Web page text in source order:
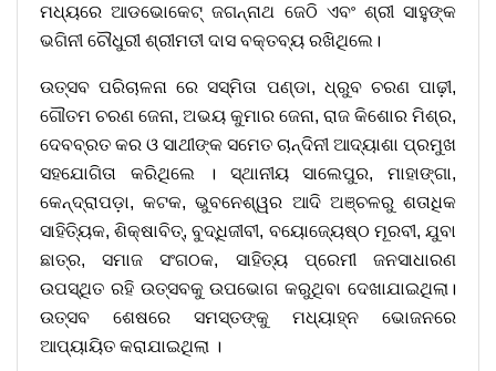
ମଧ୍ୟରେ ଆଡଭୋକେଟ୍ ଜଗନ୍ନାଥ ଜେଠି ଏବଂ ଶ୍ରୀ ସାହୁଙ୍କ
ଭଗିନୀ ଚୌଧୁରୀ ଶ୍ରୀମତୀ ଦାସ ବକ୍ତବ୍ୟ ରଖିଥିଲେ।
ଉତ୍ସବ ପରିଚାଳନା ରେ ସସ୍ମିତା ପଣ୍ଡା, ଧ୍ରୁବ ଚରଣ ପାଢ଼ୀ,
ଗୌତମ ଚରଣ ଜେନା, ଅଭୟ କୁମାର ଜେନା, ରାଜ କିଶୋର ମିଶ୍ର,
ଦେବବ୍ରତ କର ଓ ସାଥୀଙ୍କ ସମେତ ଚାନ୍ଦିନୀ ଆଦ୍ୟାଶା ପ୍ରମୁଖ
ସହଯୋଗିତା କରିଥିଲେ । ସ୍ଥାନୀୟ ସାଲେପୁର, ମାହାଙ୍ଗା,
କେନ୍ଦ୍ରାପଡ଼ା, କଟକ, ଭୁବନେଶ୍ୱର ଆଦି ଅଞ୍ଚଳରୁ ଶତାଧିକ
ସାହିତ୍ୟିକ, ଶିକ୍ଷାବିତ୍, ବୁଦ୍ଧିଜୀବୀ, ବୟୋଜ୍ୟେଷ୍ଠ ମୂରବୀ, ଯୁବା
ଛାତ୍ର, ସମାଜ ସଂଗଠକ, ସାହିତ୍ୟ ପ୍ରେମୀ ଜନସାଧାରଣ
ଉପସ୍ଥିତ ରହି ଉତ୍ସବକୁ ଉପଭୋଗ କରୁଥିବା ଦେଖାଯାଇଥିଲା।
ଉତ୍ସବ ଶେଷରେ ସମସ୍ତଙ୍କୁ ମଧ୍ୟାହ୍ନ ଭୋଜନରେ
ଆପ୍ୟାୟିତ କରାଯାଇଥିଲା ।